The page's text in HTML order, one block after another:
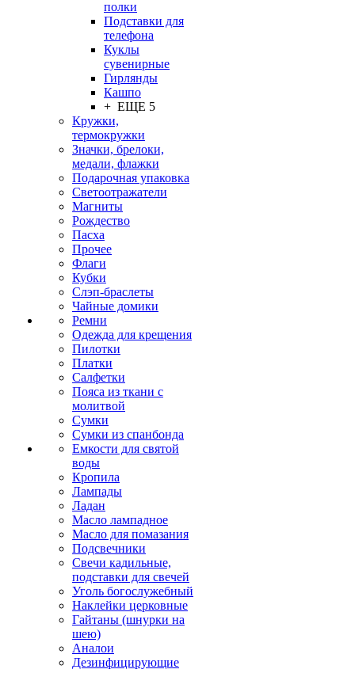
полки
Подставки для
телефона
Куклы
сувенирные
Гирлянды
Кашпо
+ ЕЩЕ 5
Кружки,
термокружки
Значки, брелоки,
медали, флажки
Подарочная упаковка
Светоотражатели
Магниты
Рождество
Пасха
Прочее
Флаги
Кубки
Слэп-браслеты
Чайные домики
Ремни
Одежда для крещения
Пилотки
Платки
Салфетки
Пояса из ткани с
молитвой
Сумки
Сумки из спанбонда
Емкости для святой
воды
Кропила
Лампады
Ладан
Масло лампадное
Масло для помазания
Подсвечники
Свечи кадильные,
подставки для свечей
Уголь богослужебный
Наклейки церковные
Гайтаны (шнурки на
шею)
Аналои
Дезинфицирующие